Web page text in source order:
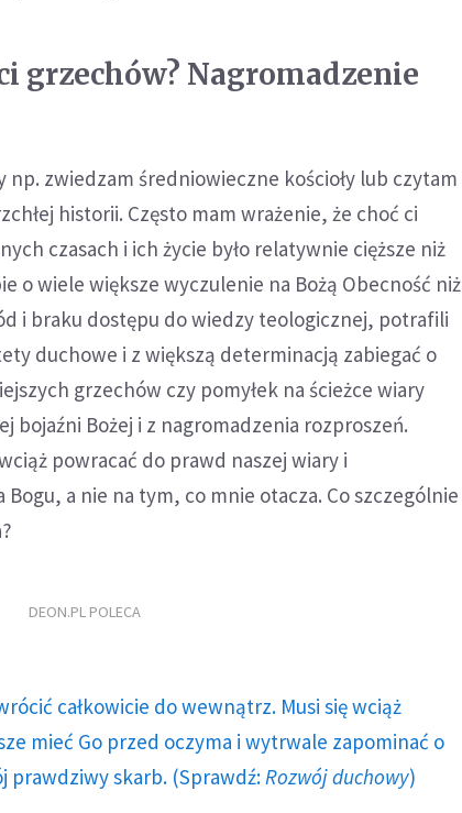
grzechów? Nagromadzenie
np. zwiedzam średniowieczne kościoły lub czytam
historii. Często mam wrażenie, że choć ci
czasach i ich życie było relatywnie cięższe niż
o wiele większe wyczulenie na Bożą Obecność niż
i braku dostępu do wiedzy teologicznej, potrafili
duchowe i z większą determinacją zabiegać o
grzechów czy pomyłek na ścieżce wiary
bojaźni Bożej i z nagromadzenia rozproszeń.
powracać do prawd naszej wiary i
a nie na tym, co mnie otacza. Co szczególnie
DEON.PL POLECA
całkowicie do wewnątrz. Musi się wciąż
mieć Go przed oczyma i wytrwale zapominać o
prawdziwy skarb. (Sprawdź: Rozwój duchowy)